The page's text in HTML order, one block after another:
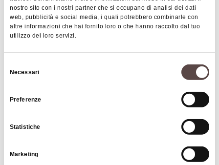
nostro sito con i nostri partner che si occupano di analisi dei dati
web, pubblicità e social media, i quali potrebbero combinarle con
altre informazioni che hai fornito loro o che hanno raccolto dal tuo
utilizzo dei loro servizi.
delNecessari
Preferenze
Statistiche
Marketing
BED & BREAKFAST
MONZUNO